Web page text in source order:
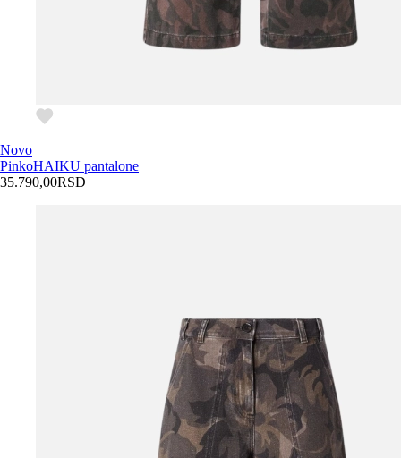
Novo
PinkoHAIKU pantalone
35.790,00RSD